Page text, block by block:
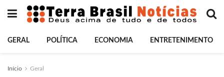
GERAL POLÍTICA ECONOMIA ENTRETENIMENTO
Início Geral